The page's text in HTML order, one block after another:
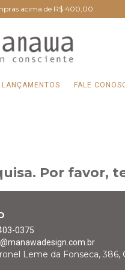
acima de R$ 400,00
LANÇAMENTOS FALE
Por favor,
0375
Leme da Fonseca, 386,